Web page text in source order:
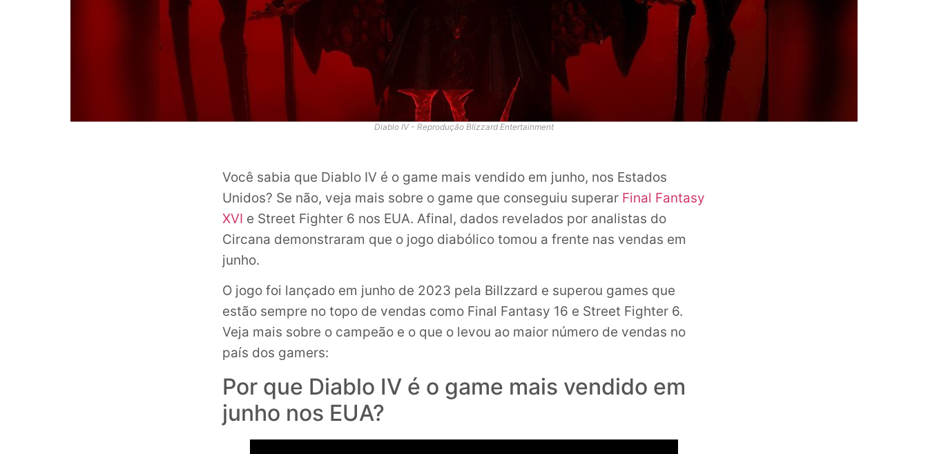
Diablo IV - Reprodução Blizzard Entertainment
Você sabia que Diablo IV é o game mais vendido em junho, nos Estados
Unidos? Se não, veja mais sobre o game que conseguiu superar Final Fantasy
XVI e Street Fighter 6 nos EUA. Afinal, dados revelados por analistas do
Circana demonstraram que o jogo diabólico tomou a frente nas vendas em
junho.
O jogo foi lançado em junho de 2023 pela Billzzard e superou games que
estão sempre no topo de vendas como Final Fantasy 16 e Street Fighter 6.
Veja mais sobre o campeão e o que o levou ao maior número de vendas no
país dos gamers:
Por que Diablo IV é o game mais vendido em
junho nos EUA?